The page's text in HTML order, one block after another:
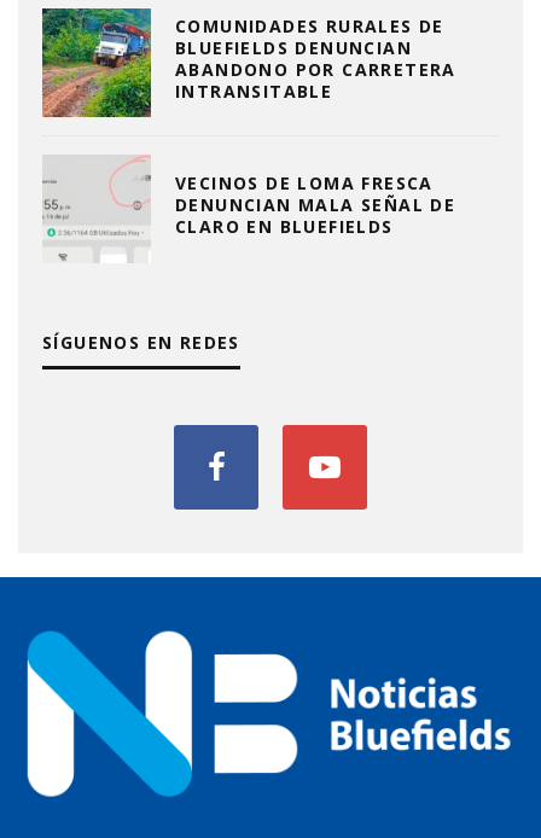
COMUNIDADES RURALES DE
BLUEFIELDS DENUNCIAN
ABANDONO POR CARRETERA
INTRANSITABLE
VECINOS DE LOMA FRESCA
DENUNCIAN MALA SEÑAL DE
CLARO EN BLUEFIELDS
SÍGUENOS EN REDES